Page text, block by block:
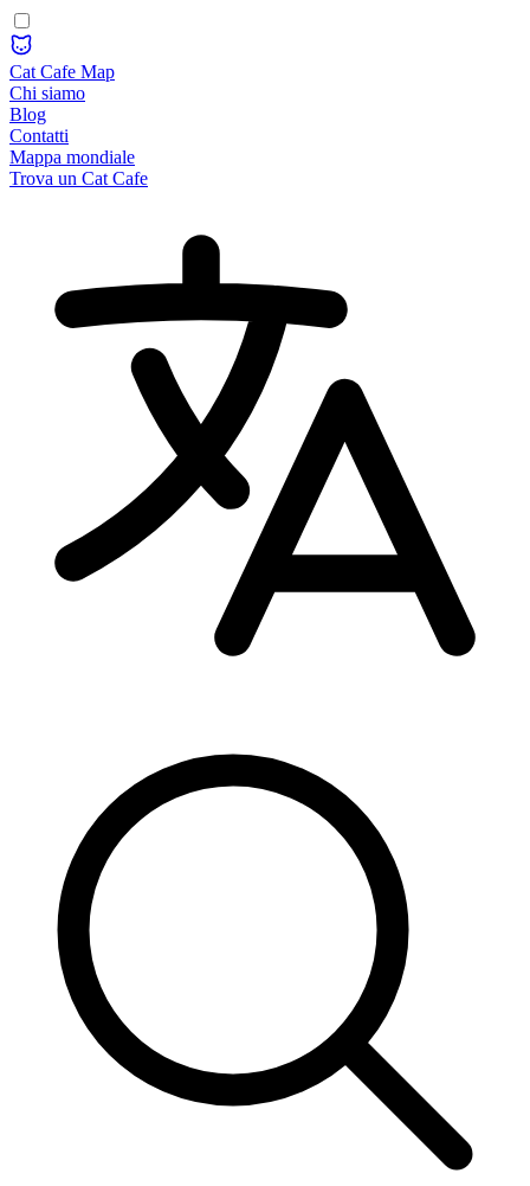
Cat Cafe Map
Chi siamo
Blog
Contatti
Mappa mondiale
Trova un Cat Cafe